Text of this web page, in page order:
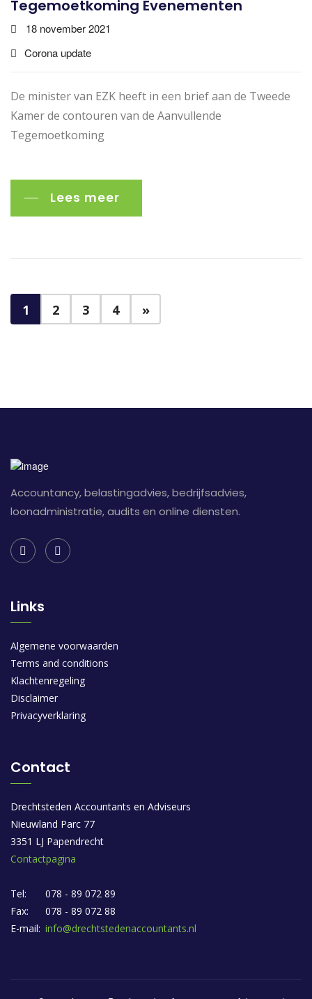
Tegemoetkoming Evenementen
18 november 2021
Corona update
De minister van EZK heeft in een brief aan de Tweede
Kamer de contouren van de Aanvullende
Tegemoetkoming
Lees meer
1 2 3 4 »
Accountancy, belastingadvies, bedrijfsadvies,
loonadministratie, audits en online diensten.
Links
Algemene voorwaarden
Terms and conditions
Klachtenregeling
Disclaimer
Privacyverklaring
Contact
Drechtsteden Accountants en Adviseurs
Nieuwland Parc 77
3351 LJ Papendrecht
Contactpagina
Tel:
078 - 89 072 89
Fax:
078 - 89 072 88
E-mail: info@drechtstedenaccountants.nl